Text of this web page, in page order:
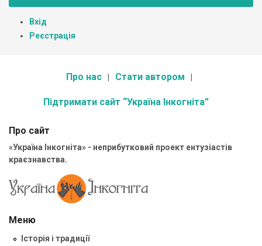
Вхід
Реєстрація
Про нас Стати автором
Підтримати сайт “Україна Інкогніта”
Про сайт
«Україна Інкогніта» - неприбутковий проект ентузіастів
краєзнавства.
Меню
Історія і традиції